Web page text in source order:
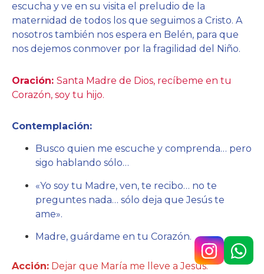
escucha y ve en su visita el preludio de la
maternidad de todos los que seguimos a Cristo. A
nosotros también nos espera en Belén, para que
nos dejemos conmover por la fragilidad del Niño.
Oración: Santa Madre de Dios, recíbeme en tu
Corazón, soy tu hijo.
Contemplación:
Busco quien me escuche y comprenda… pero
sigo hablando sólo…
«Yo soy tu Madre, ven, te recibo… no te
preguntes nada… sólo deja que Jesús te
ame».
Madre, guárdame en tu Corazón.
Acción: Dejar que María me lleve a Jesús.